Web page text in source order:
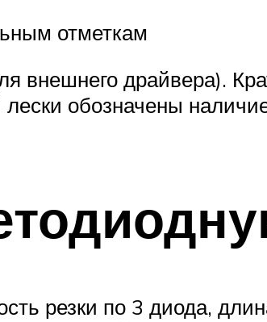
отметкам
внешнего драйвера).
обозначены
резки по 3 диода,